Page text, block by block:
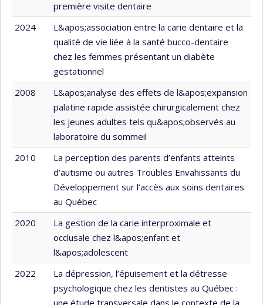
première visite dentaire
2024
L&apos;association entre la carie dentaire et la
qualité de vie liée à la santé bucco-dentaire
chez les femmes présentant un diabète
gestationnel
2008
L&apos;analyse des effets de l&apos;expansion
palatine rapide assistée chirurgicalement chez
les jeunes adultes tels qu&apos;observés au
laboratoire du sommeil
2010
La perception des parents d’enfants atteints
d’autisme ou autres Troubles Envahissants du
Développement sur l’accès aux soins dentaires
au Québec
2020
La gestion de la carie interproximale et
occlusale chez l&apos;enfant et
l&apos;adolescent
2022
La dépression, l’épuisement et la détresse
psychologique chez les dentistes au Québec :
une étude transversale dans le contexte de la